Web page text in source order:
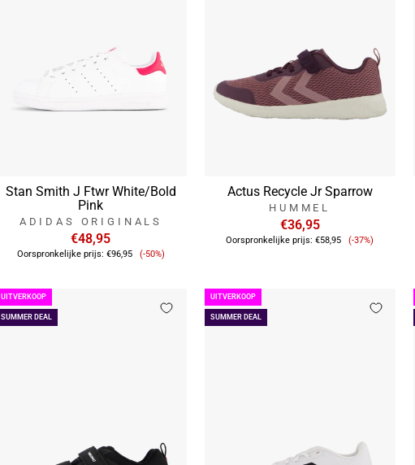
Stan Smith J Ftwr White/Bold
Pink
ADIDAS ORIGINALS
€48,95
Oorspronkelijke prijs: €96,95 Verkoopprijs
(-50%)
Actus Recycle Jr Sparrow
HUMMEL
€36,95
Oorspronkelijke prijs:€58,95 Verkoopprijs
(-37%)
SUMMER DEAL
UITVERKOOP
SUMMER DEAL
UITVERKOOP